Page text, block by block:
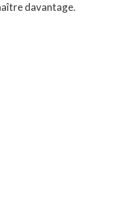
davantage.